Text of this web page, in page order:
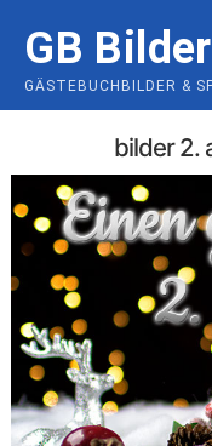
content
GB Bilder
GÄSTEBUCHBILDER &
bilder 2.